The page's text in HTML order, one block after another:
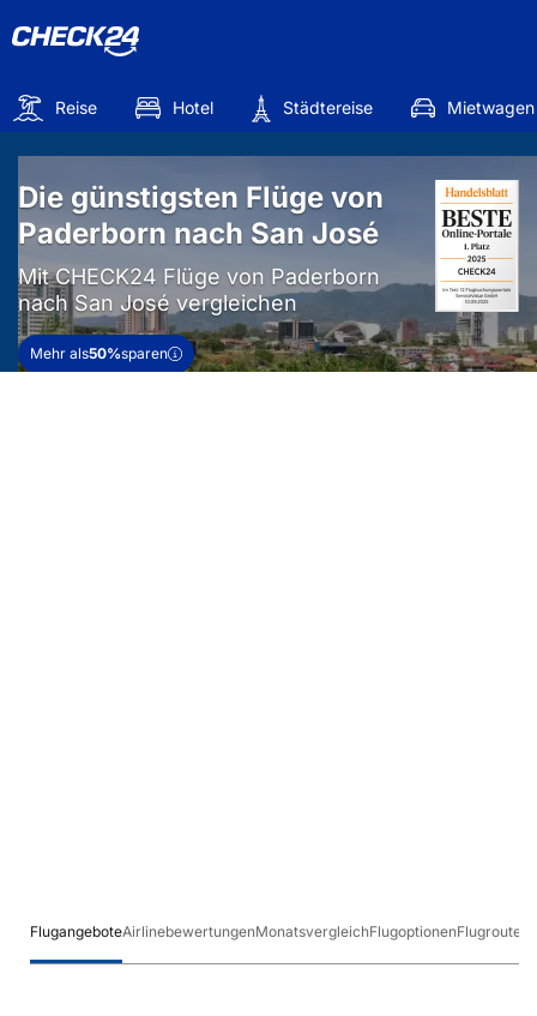
Reise Hotel Städtereise Mietwagen
Die günstigsten Flüge von
Paderborn nach San José
Mit CHECK24 Flüge von Paderborn
nach San José vergleichen
Mehr als50%sparen
FlugangeboteAirlinebewertungenMonatsvergleichFlugoptionenFlugrouten